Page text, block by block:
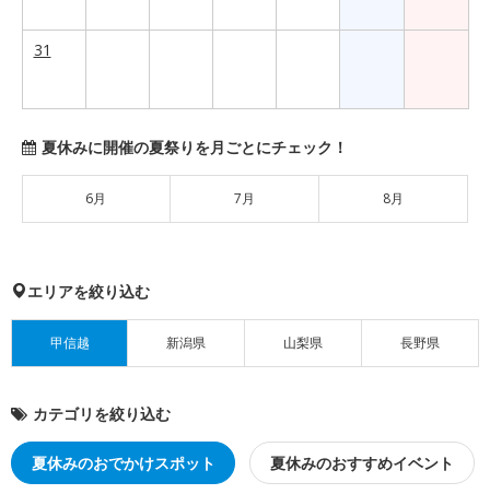
31
夏休みに開催の夏祭りを月ごとにチェック！
6月 7月 8月
エリアを絞り込む
甲信越 新潟県 山梨県 長野県
カテゴリを絞り込む
夏休みのおでかけスポット 夏休みのおすすめイベント